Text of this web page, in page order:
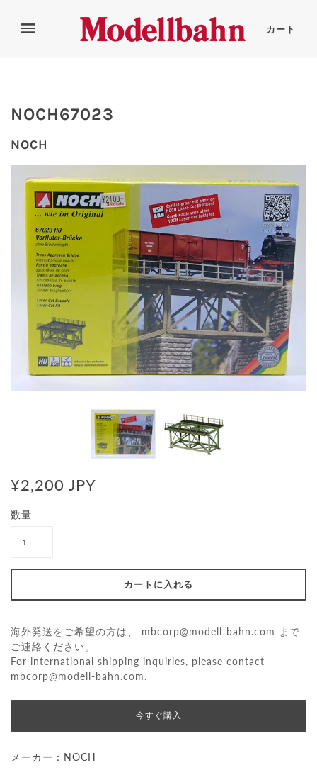
カート
NOCH67023
NOCH
¥2,200 JPY
数量
海外発送をご希望の方は、 mbcorp@modell-bahn.com まで
ご連絡ください。
For international shipping inquiries, please contact
mbcorp@modell-bahn.com.
今すぐ購入
メーカー：NOCH